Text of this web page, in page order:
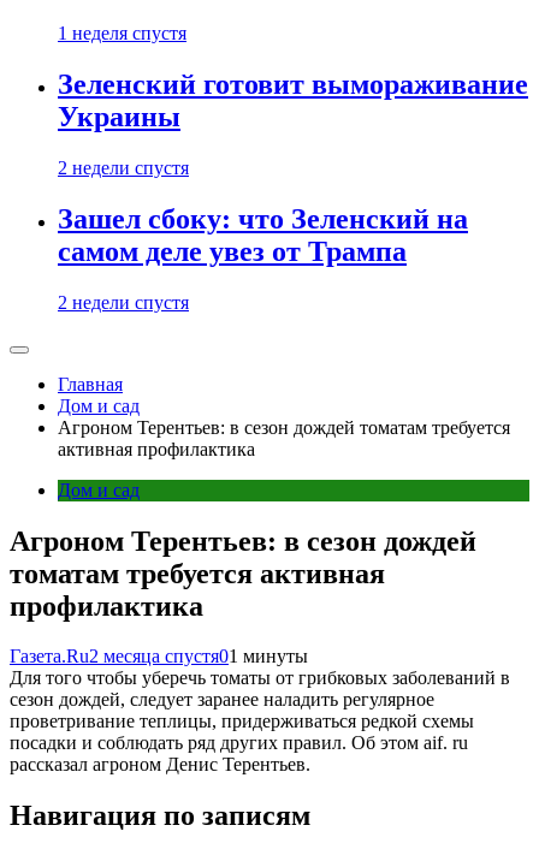
1 неделя спустя
Зеленский готовит вымораживание
Украины
2 недели спустя
Зашел сбоку: что Зеленский на
самом деле увез от Трампа
2 недели спустя
Главная
Дом и сад
Агроном Терентьев: в сезон дождей томатам требуется
активная профилактика
Дом и сад
Агроном Терентьев: в сезон дождей
томатам требуется активная
профилактика
Газета.Ru2 месяца спустя01 минуты
Для того чтобы уберечь томаты от грибковых заболеваний в
сезон дождей, следует заранее наладить регулярное
проветривание теплицы, придерживаться редкой схемы
посадки и соблюдать ряд других правил. Об этом aif. ru
рассказал агроном Денис Терентьев.
Навигация по записям